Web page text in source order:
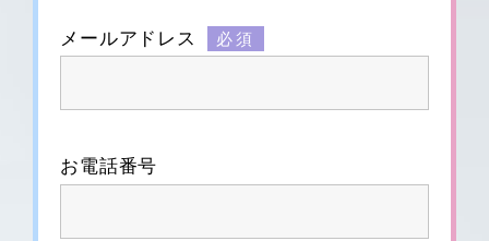
メールアドレス 必須
お電話番号